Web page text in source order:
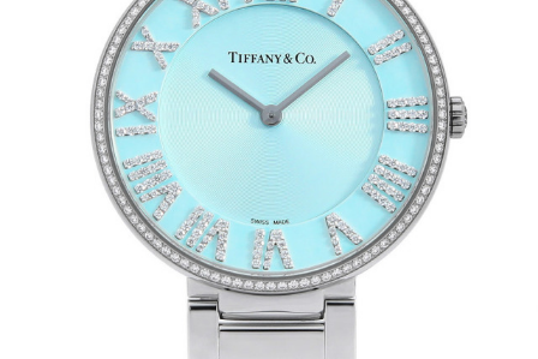
全てのブランドを見
る
ロレックス
パテック
フィリップ
ウブロ